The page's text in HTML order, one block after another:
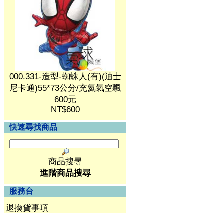
000.331-造型-蜘蛛人(有)(迪士
尼卡通)55*73公分/充氦氣空飄
600元
NT$600
快速尋找商品
商品搜尋
進階商品搜尋
服務台
退換貨事項